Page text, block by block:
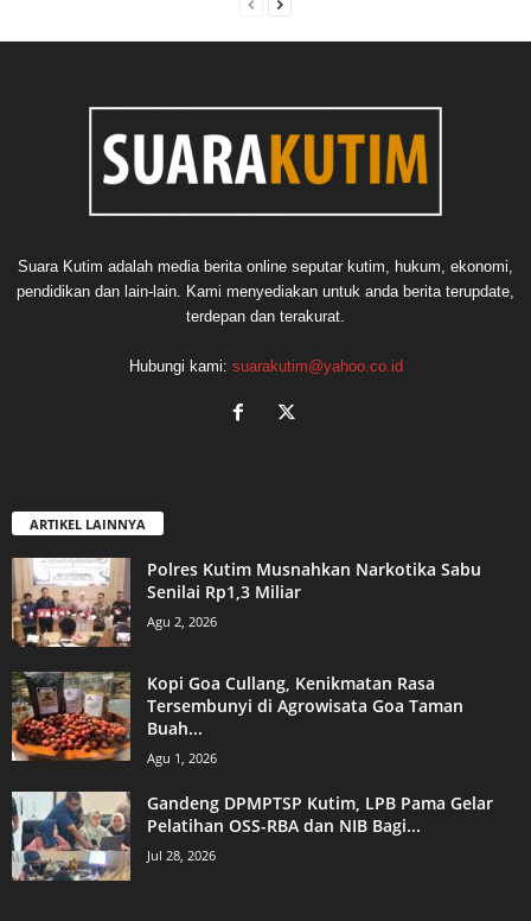
Suara Kutim adalah media berita online seputar kutim, hukum, ekonomi,
pendidikan dan lain-lain. Kami menyediakan untuk anda berita terupdate,
terdepan dan terakurat.
Hubungi kami: suarakutim@yahoo.co.id
ARTIKEL LAINNYA
Polres Kutim Musnahkan Narkotika Sabu
Senilai Rp1,3 Miliar
Agu 2, 2026
Kopi Goa Cullang, Kenikmatan Rasa
Tersembunyi di Agrowisata Goa Taman
Buah...
Agu 1, 2026
Gandeng DPMPTSP Kutim, LPB Pama Gelar
Pelatihan OSS-RBA dan NIB Bagi...
Jul 28, 2026